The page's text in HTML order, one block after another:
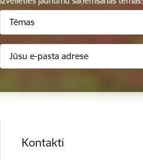
Tēmas
Kontakti